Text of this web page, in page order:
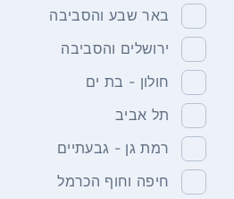
באר שבע והסביבה
ירושלים והסביבה
חולון - בת ים
תל אביב
רמת גן - גבעתיים
חיפה וחוף הכרמל